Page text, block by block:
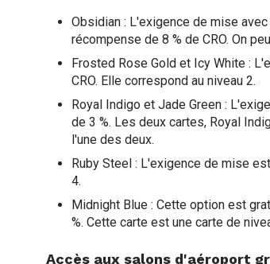
Obsidian : L'exigence de mise
récompense de 8 % de CRO. On
Frosted Rose Gold et Icy White :
CRO. Elle correspond au niveau 2.
Royal Indigo et Jade Green :
de 3 %. Les deux cartes, Royal
l'une des deux.
Ruby Steel : L'exigence de mise
4.
Midnight Blue : Cette option est
%. Cette carte est une carte de
Accès aux salons d'aéroport